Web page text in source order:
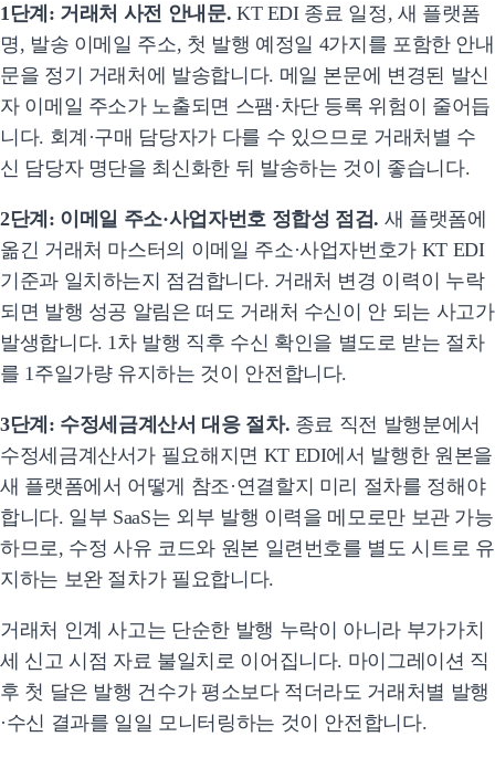
1단계: 거래처 사전 안내문. KT EDI 종료 일정, 새 플랫폼
명, 발송 이메일 주소, 첫 발행 예정일 4가지를 포함한 안내
문을 정기 거래처에 발송합니다. 메일 본문에 변경된 발신
자 이메일 주소가 노출되면 스팸·차단 등록 위험이 줄어듭
니다. 회계·구매 담당자가 다를 수 있으므로 거래처별 수
신 담당자 명단을 최신화한 뒤 발송하는 것이 좋습니다.
2단계: 이메일 주소·사업자번호 정합성 점검. 새 플랫폼에
옮긴 거래처 마스터의 이메일 주소·사업자번호가 KT EDI
기준과 일치하는지 점검합니다. 거래처 변경 이력이 누락
되면 발행 성공 알림은 떠도 거래처 수신이 안 되는 사고가
발생합니다. 1차 발행 직후 수신 확인을 별도로 받는 절차
를 1주일가량 유지하는 것이 안전합니다.
3단계: 수정세금계산서 대응 절차. 종료 직전 발행분에서
수정세금계산서가 필요해지면 KT EDI에서 발행한 원본을
새 플랫폼에서 어떻게 참조·연결할지 미리 절차를 정해야
합니다. 일부 SaaS는 외부 발행 이력을 메모로만 보관 가능
하므로, 수정 사유 코드와 원본 일련번호를 별도 시트로 유
지하는 보완 절차가 필요합니다.
거래처 인계 사고는 단순한 발행 누락이 아니라 부가가치
세 신고 시점 자료 불일치로 이어집니다. 마이그레이션 직
후 첫 달은 발행 건수가 평소보다 적더라도 거래처별 발행
·수신 결과를 일일 모니터링하는 것이 안전합니다.